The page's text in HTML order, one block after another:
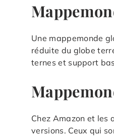
Une mappemonde
réduite du globe
ternes et support
Chez Amazon et les
versions. Ceux qui